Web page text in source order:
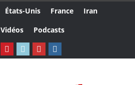
États-Unis France
Iran
Vidéos Podcasts